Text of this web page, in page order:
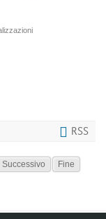
RSS
Successivo Fine